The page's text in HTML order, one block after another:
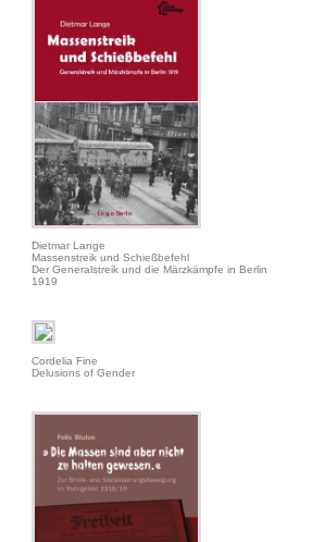
Dietmar Lange
Massenstreik und Schießbefehl
Der Generalstreik und die Märzkämpfe in Berlin
1919
Cordelia Fine
Delusions of Gender